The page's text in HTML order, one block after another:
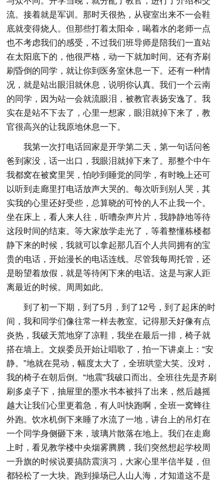
流。接着就是军训。那时天很热，从寝室出来不一会鞋
底就变得烧人。但那些打着太阳伞，喝着水的老师一点
也不考虑我们的感受，不过我们班导师是陪我们一直站
在太阳底下的，他很严格，动一下就加时间。还有齐刷
刷昏倒的同学，就让你到医务室休息一下。还有一种情
况，就是站出眼泪就休息，说明你认真。我们一个云南
的同学，因为站一会就流眼泪，被教官表扬安逸了。我
实在是站不下去了，心里一想家，眼泪就掉下来了，教
官很高兴的让我原地休息一下。
我第一次打电话回家是开学第二天，第一句话问爸
爸到家没，话一出口，我眼泪就掉下来了。那整个中午
我都窝在被窝里哭，怕吵到睡觉的同学，有时晚上还可
以听到走廊里打电话放声大哭的。每次听到别人哭，其
实我的心里还好受些，总算晓的可怜的人不止我一个。
坐在床上，看人来人往，听嘈杂声片片，我静静地等待
这段时间的结束。等大家放学走光了，等着整懂栋楼都
静下来的时候，我就可以拿起那几百个人共同拥有的宝
贵的电话，开始漫长的电话连线。尽管我每周托管，还
是盼望着放假，就是等待闲下来的电话。这是与家人距
离最近的时候。周周如此。
到了初一下期，到了5月，到了12号，到了起床的时
间，我和同学们像往常一样去教室。记得那天好像有点
炎热，我破天荒地穿了凉鞋，我坐在最后一排，椅子就
搭在墙上。文娱委员开始让唱歌了，拍一下讲桌上：“安
静。”地就在晃动，幅度太大了，全班哄堂大笑。没对，
我的椅子在朝后倒。“地震”我破口而出。全班往先是齐刷
刷多桌子下，抽屉里的墨水书本被抖了出来，然后越摇
越大让我们心里更着急，有人叫快跑啊，全班一窝蜂往
外跑。饮水机倒下来睡了水流了一地，讲台上的吊灯在
一个同学身侧砸下来，玻璃片散落在地上。我们在走廊
上时，看见教学楼中央烟雾腾腾，我们突然想起学校周
一升旗的时候说要搞防震演习，大家心里半信半疑，但
都轻松了一大块。跑到操场已人山人海，才知道这不是